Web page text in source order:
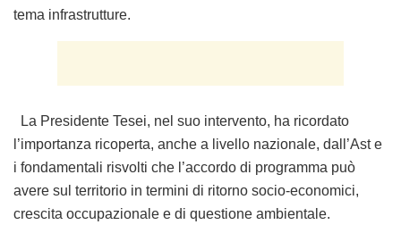
tema infrastrutture.
La Presidente Tesei, nel suo intervento, ha ricordato
l’importanza ricoperta, anche a livello nazionale, dall’Ast e
i fondamentali risvolti che l’accordo di programma può
avere sul territorio in termini di ritorno socio-economici,
crescita occupazionale e di questione ambientale.